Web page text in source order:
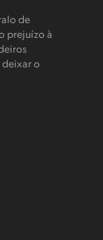
de
prejuízo à
deixar o